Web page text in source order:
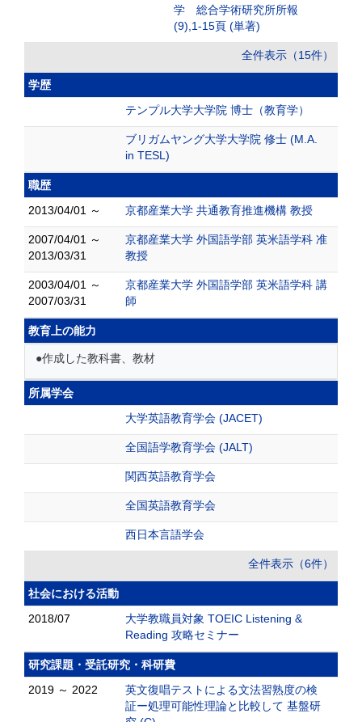
学 総合学術研究所所報
(9),1-15頁 (単著)
全件表示（15件）
学歴
テンプル大学大学院 博士（教育学）
ブリガムヤング大学大学院 修士 (M.A.
in TESL)
職歴
2013/04/01 ～
京都産業大学 共通教育推進機構 教授
2007/04/01 ～
2013/03/31
京都産業大学 外国語学部 英米語学科 准
教授
2003/04/01 ～
2007/03/31
京都産業大学 外国語学部 英米語学科 講
師
教育上の能力
●作成した教科書、教材
所属学会
大学英語教育学会 (JACET)
全国語学教育学会 (JALT)
関西英語教育学会
全国英語教育学会
西日本言語学会
全件表示（6件）
社会における活動
2018/07
大学教職員対象 TOEIC Listening &
Reading 攻略セミナー
研究課題・受託研究・科研費
2019 ～ 2022
英文復唱テストによる文法習熟度の検
証ー処理可能性理論と比較して 基盤研